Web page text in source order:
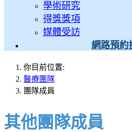
學術研究
得獎獎項
媒體受訪
網路預約
你目前位置:
醫療團隊
團隊成員
其他團隊成員